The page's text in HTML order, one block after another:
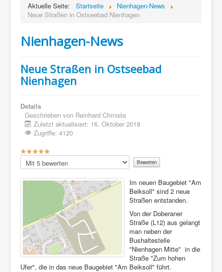
Aktuelle Seite: Startseite
Nienhagen-News
Neue Straßen in Ostseebad Nienhagen
Nienhagen-News
Neue Straßen in Ostseebad
Nienhagen
Details
Geschrieben von Reinhard Chmiela
Zuletzt aktualisiert: 16. Oktober 2018
Zugriffe: 4120
Bewertung:
Bitte
bewerten
Im neuen Baugebiet "Am
Beiksoll" sind 2 neue
Straßen entstanden.
Von der Doberaner
Straße (L12) aus gelangt
man neben der
Bushaltestelle
"Nienhagen Mitte" in die
Straße "Zum hohen
Ufer", die in das neue Baugebiet "Am Beiksoll" führt.